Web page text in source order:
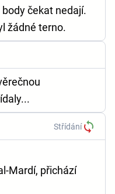
čekat nedají.
žádné terno.
Střídání
Mardí, přichází